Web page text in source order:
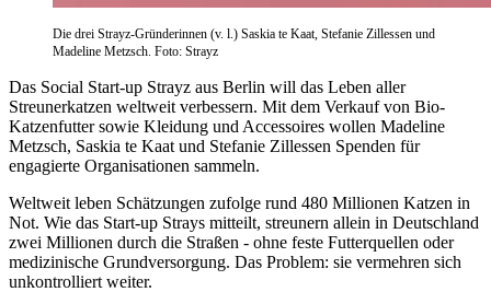
Die drei Strayz-Gründerinnen (v. l.) Saskia te Kaat, Stefanie Zillessen und
Madeline Metzsch. Foto: Strayz
Das Social Start-up Strayz aus Berlin will das Leben aller
Streunerkatzen weltweit verbessern. Mit dem Verkauf von Bio-
Katzenfutter sowie Kleidung und Accessoires wollen Madeline
Metzsch, Saskia te Kaat und Stefanie Zillessen Spenden für
engagierte Organisationen sammeln.
Weltweit leben Schätzungen zufolge rund 480 Millionen Katzen in
Not. Wie das Start-up Strays mitteilt, streunern allein in Deutschland
zwei Millionen durch die Straßen - ohne feste Futterquellen oder
medizinische Grundversorgung. Das Problem: sie vermehren sich
unkontrolliert weiter.